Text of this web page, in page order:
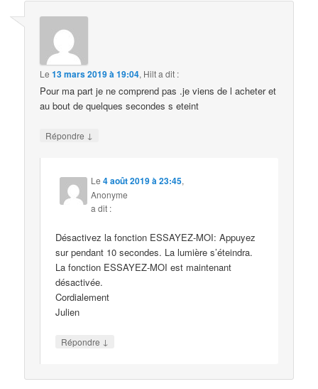
Le13 mars 2019 à 19:04, Hilta dit :
Pour ma part je ne comprend pas .je viens de l acheter et
au bout de quelques secondes s eteint
Répondre ↓
Le4 août 2019 à 23:45,
Anonyme
a dit :
Désactivez la fonction ESSAYEZ-MOI: Appuyez
sur pendant 10 secondes. La lumière s’éteindra.
La fonction ESSAYEZ-MOI est maintenant
désactivée.
Cordialement
Julien
Répondre ↓